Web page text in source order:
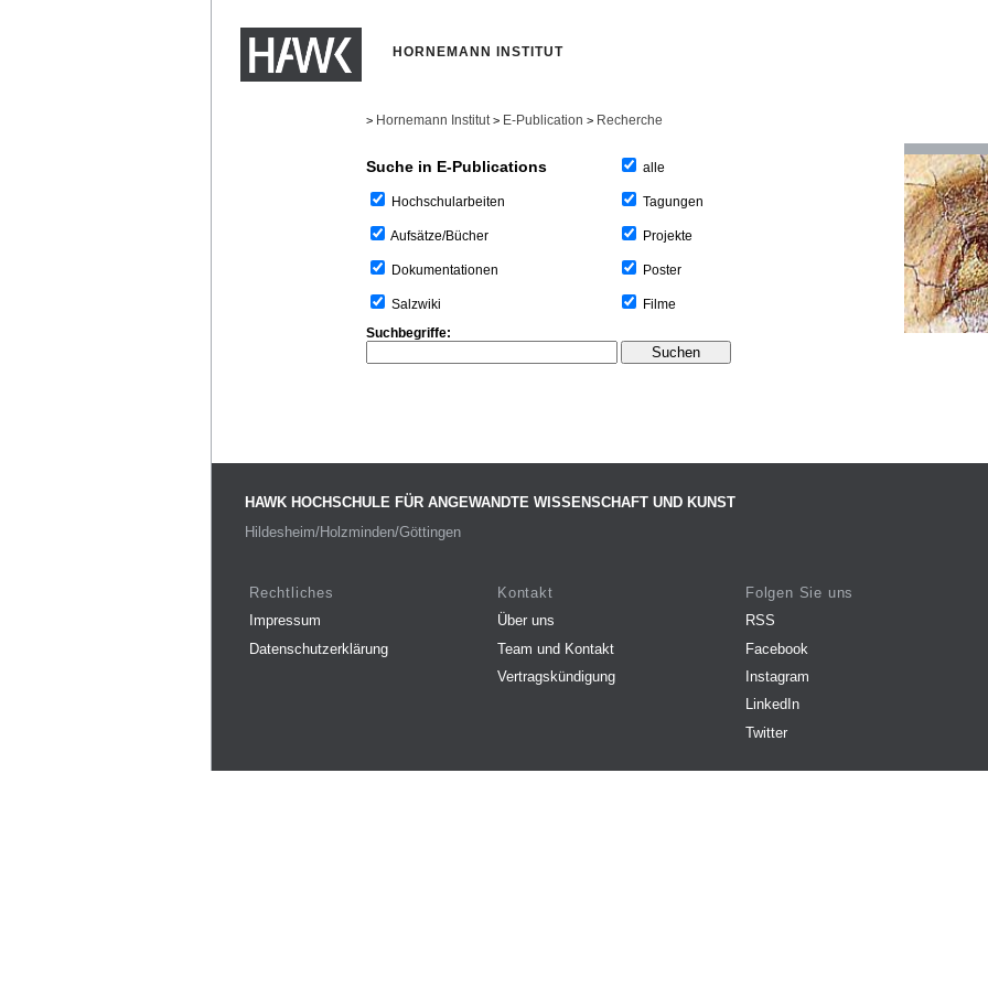
HORNEMANN INSTITUT
> Hornemann Institut > E-Publication > Recherche
Suche in E-Publications
Hochschularbeiten
Aufsätze/Bücher
Dokumentationen
Salzwiki
alle
Tagungen
Projekte
Poster
Filme
Suchbegriffe:
HAWK HOCHSCHULE FÜR ANGEWANDTE WISSENSCHAFT UND KUNST
Hildesheim/Holzminden/Göttingen
Rechtliches
Impressum
Datenschutzerklärung
Kontakt
Über uns
Team und Kontakt
Vertragskündigung
Folgen Sie uns
RSS
Facebook
Instagram
LinkedIn
Twitter